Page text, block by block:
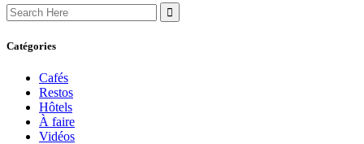
Search
for:
Catégories
Cafés
Restos
Hôtels
À faire
Vidéos